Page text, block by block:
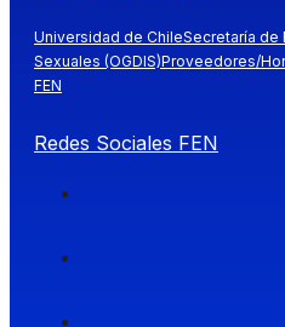
Universidad de ChileSecretaría de
Sexuales (OGDIS)Proveedores/
FEN
Redes Sociales FEN